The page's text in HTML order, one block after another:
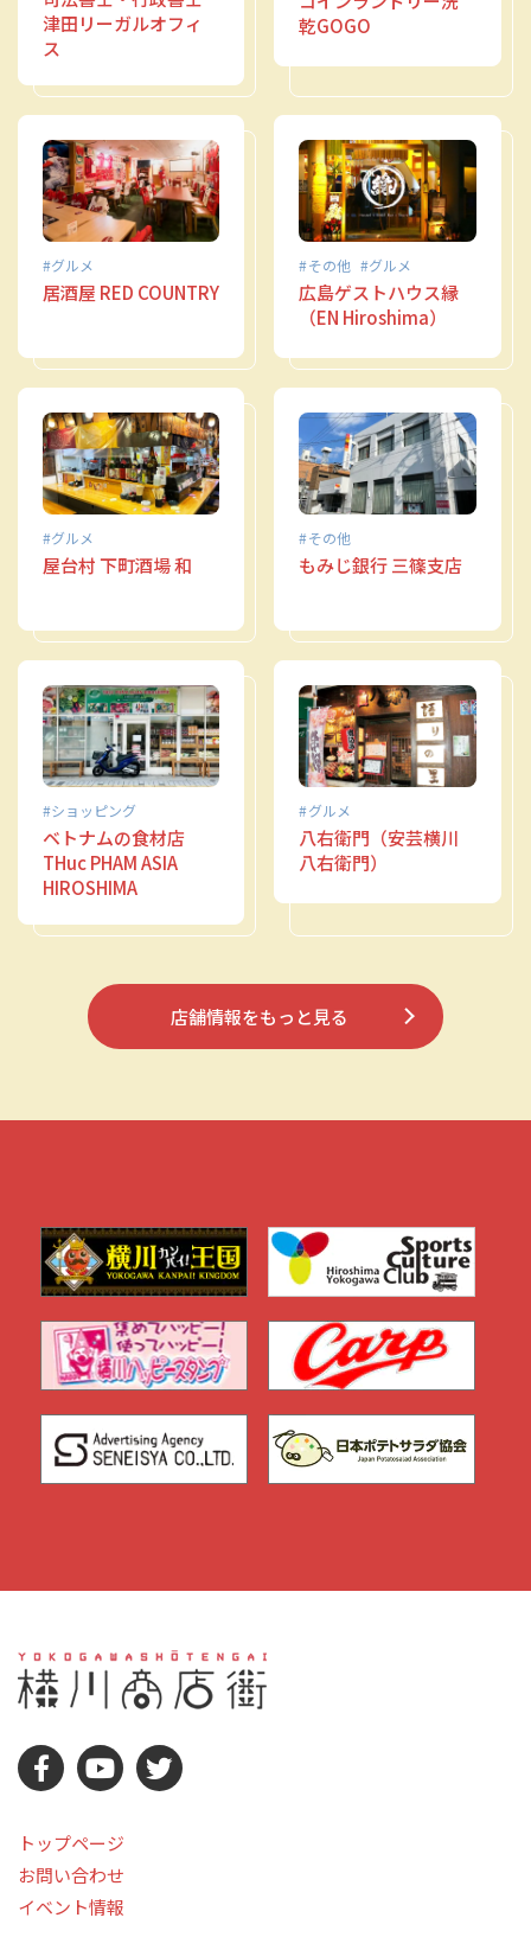
津田リーガルオフィ
ス
乾GOGO
グルメ
居酒屋 RED COUNTRY
その他 グルメ
広島ゲストハウス縁
（EN Hiroshima）
グルメ
屋台村 下町酒場 和
その他
もみじ銀行 三篠支店
ショッピング
ベトナムの食材店
THuc PHAM ASIA
HIROSHIMA
グルメ
八右衛門（安芸横川
八右衛門）
店舗情報をもっと見る
トップページ
お問い合わせ
イベント情報